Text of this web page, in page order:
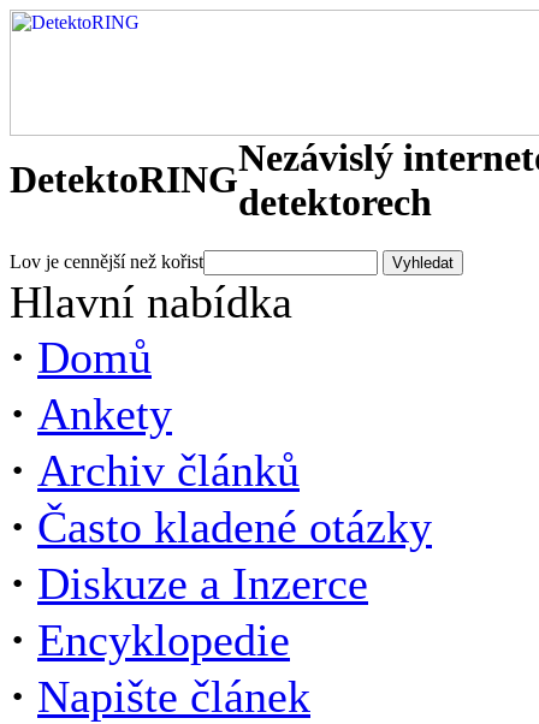
DetektoRINGNezávislý
detektorech
Lov je cennější než kořist
Hlavní nabídka
· Domů
· Ankety
· Archiv článků
· Často kladené otázky
· Diskuze a Inzerce
· Encyklopedie
· Napište článek